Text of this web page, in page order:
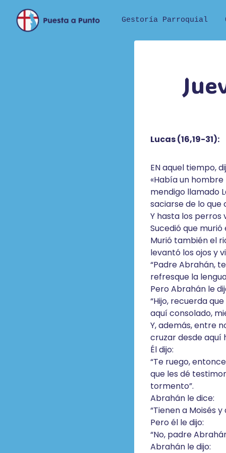
contenido
Gestoría Parroquial
Lucas (16,19-31):
EN aquel tiempo,
«Había un
mendigo llamado
saciarse de lo que
Y hasta los perros
Sucedió que
Murió también el
levantó los ojos y
“Padre Abrahán,
refresque la
Pero Abrahán le
“Hijo, recuerda
aquí consolado,
Y, además, entre
cruzar desde aquí
Él dijo:
“Te ruego,
que les dé
tormento”.
Abrahán le dice:
“Tienen a Moisés
Pero él le dijo:
“No, padre
Abrahán le dijo: